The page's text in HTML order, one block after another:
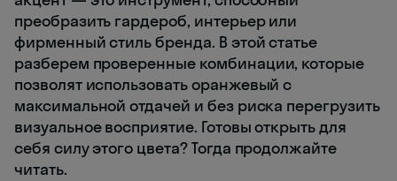
преобразить гардероб, интерьер или
фирменный стиль бренда. В этой статье
разберем проверенные комбинации, которые
позволят использовать оранжевый с
максимальной отдачей и без риска перегрузить
визуальное восприятие. Готовы открыть для
себя силу этого цвета? Тогда продолжайте
читать.